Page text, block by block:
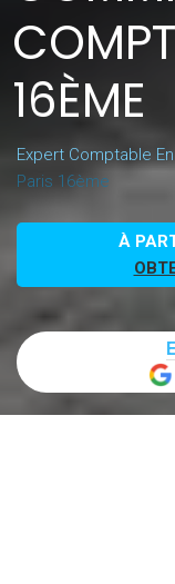
16ÈME
Expert Comptable
Paris 16ème
À